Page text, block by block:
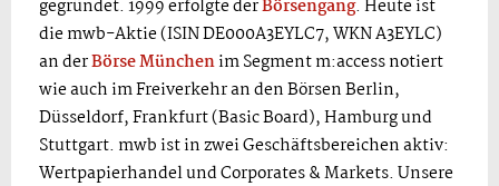
gegründet. 1999 erfolgte derBörsengang. Heute ist
die mwb-Aktie (ISIN DE000A3EYLC7, WKN A3EYLC)
an derBörse Münchenim Segment m:access notiert
wie auch im Freiverkehr an den Börsen Berlin,
Düsseldorf, Frankfurt (Basic Board), Hamburg und
Stuttgart. mwb ist in zwei Geschäftsbereichen aktiv:
Wertpapierhandel und Corporates & Markets. Unsere